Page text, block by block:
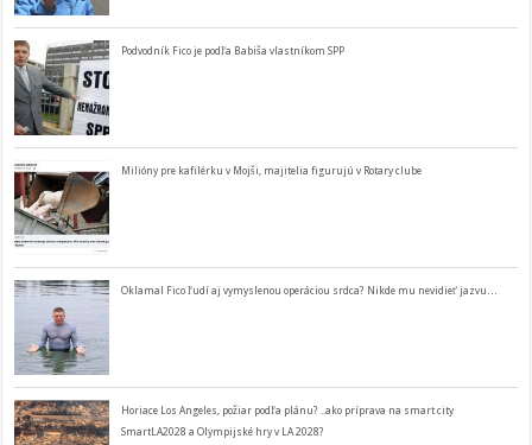
Podvodník Fico je podľa Babiša vlastníkom SPP
Milióny pre kafilérku v Mojši, majitelia figurujú v Rotary clube
Oklamal Fico ľudí aj vymyslenou operáciou srdca? Nikde mu nevidieť jazvu…
Horiace Los Angeles, požiar podľa plánu? ..ako príprava na smart city
SmartLA2028 a Olympijské hry v LA 2028?